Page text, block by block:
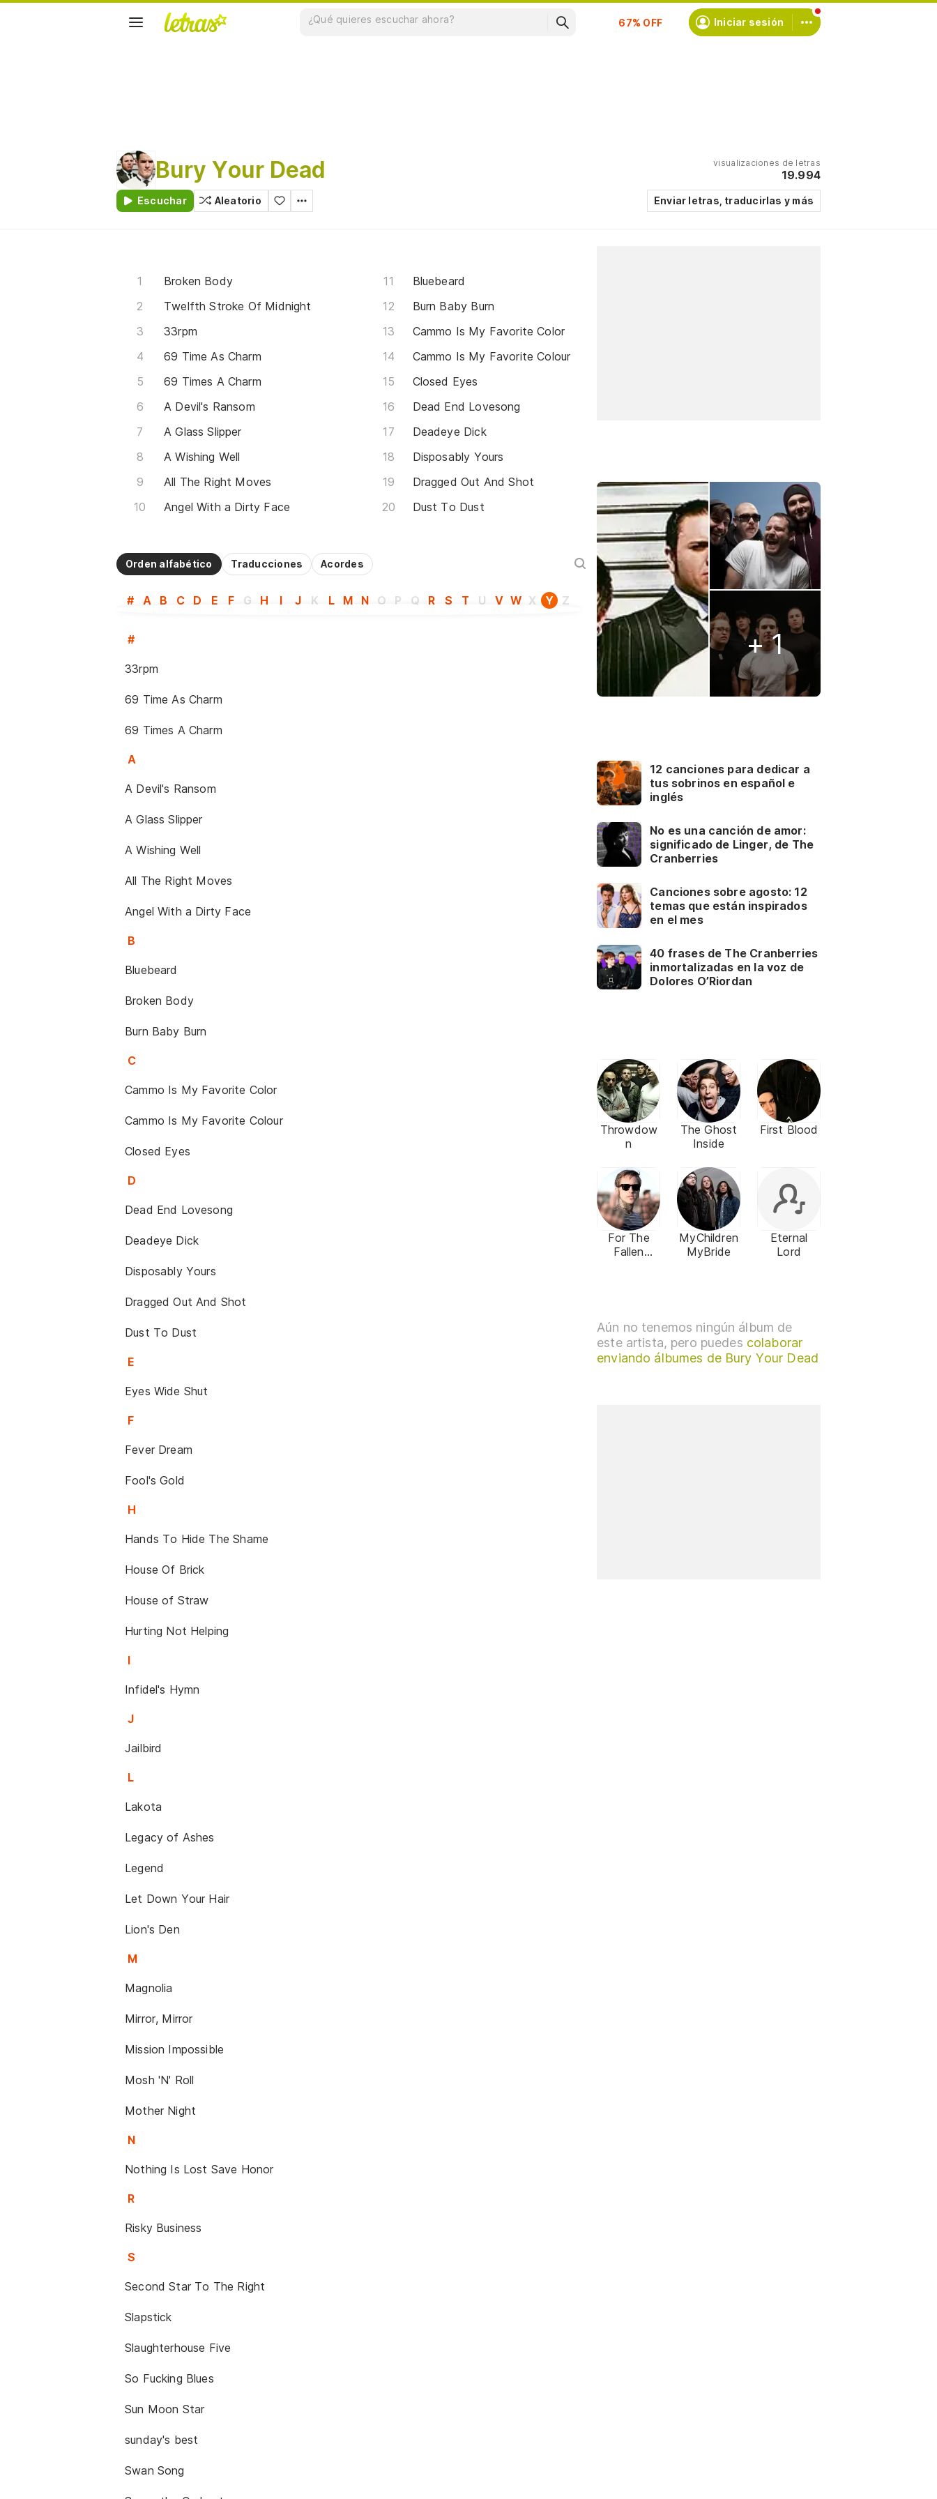
Suscríbete Iniciar sesión
Bury Your Dead
Escuchar Aleatorio
visualizaciones de letras
19.994
Enviar letras, traducirlas y más
Broken Body
Twelfth Stroke Of Midnight
33rpm
69 Time As Charm
69 Times A Charm
A Devil's Ransom
A Glass Slipper
A Wishing Well
All The Right Moves
Angel With a Dirty Face
Bluebeard
Burn Baby Burn
Cammo Is My Favorite Color
Cammo Is My Favorite Colour
Closed Eyes
Dead End Lovesong
Deadeye Dick
Disposably Yours
Dragged Out And Shot
Dust To Dust
Orden alfabético Traducciones Acordes
# A B C D E F G H I J K L M N O P Q R S T U V W X Y Z
#
33rpm
69 Time As Charm
69 Times A Charm
A
A Devil's Ransom
A Glass Slipper
A Wishing Well
All The Right Moves
Angel With a Dirty Face
B
Bluebeard
Broken Body
Burn Baby Burn
C
Cammo Is My Favorite Color
Cammo Is My Favorite Colour
Closed Eyes
D
Dead End Lovesong
Deadeye Dick
Disposably Yours
Dragged Out And Shot
Dust To Dust
E
Eyes Wide Shut
F
Fever Dream
Fool's Gold
H
Hands To Hide The Shame
House Of Brick
House of Straw
Hurting Not Helping
I
Infidel's Hymn
J
Jailbird
L
Lakota
Legacy of Ashes
Legend
Let Down Your Hair
Lion's Den
M
Magnolia
Mirror, Mirror
Mission Impossible
Mosh 'N' Roll
Mother Night
N
Nothing Is Lost Save Honor
R
Risky Business
S
Second Star To The Right
Slapstick
Slaughterhouse Five
So Fucking Blues
Sun Moon Star
sunday's best
Swan Song
+ 1
12 canciones para dedicar a
tus sobrinos en español e
inglés
No es una canción de amor:
significado de Linger, de The
Cranberries
Canciones sobre agosto: 12
temas que están inspirados
en el mes
40 frases de The Cranberries
inmortalizadas en la voz de
Dolores O’Riordan
Throwdow
n
The Ghost
Inside
First Blood
For The
Fallen
MyChildren
MyBride
Eternal
Lord
Aún no tenemos ningún álbum de
este artista, pero puedes colaborar
enviando álbumes de Bury Your Dead